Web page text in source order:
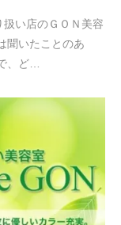
い店のＧＯＮ美容
聞いたことのあ
、ど…